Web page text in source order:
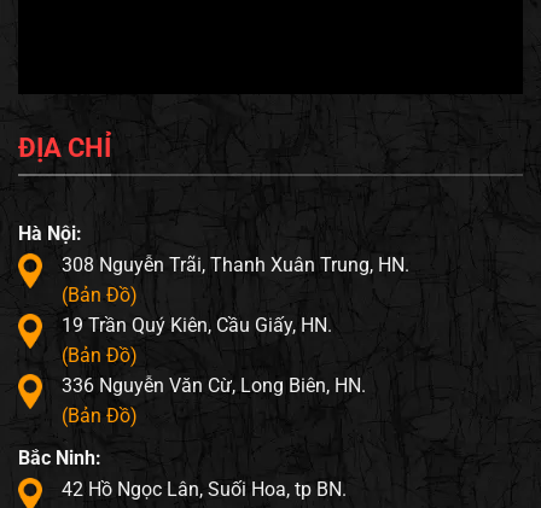
ĐỊA CHỈ
Hà Nội:
308 Nguyễn Trãi, Thanh Xuân Trung, HN.
(Bản Đồ)
19 Trần Quý Kiên, Cầu Giấy, HN.
(Bản Đồ)
336 Nguyễn Văn Cừ, Long Biên, HN.
(Bản Đồ)
Bắc Ninh:
42 Hồ Ngọc Lân, Suối Hoa, tp BN.